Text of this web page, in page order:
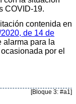
COVID-19.
contenida en
de 14 de
alarma para la
por el
[Bloque 3: #a1]